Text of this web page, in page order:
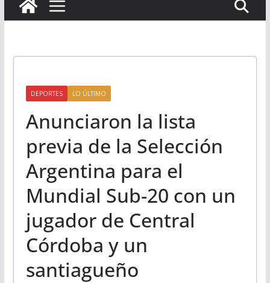
DEPORTES LO ÚLTIMO
Anunciaron la lista
previa de la Selección
Argentina para el
Mundial Sub-20 con un
jugador de Central
Córdoba y un
santiagueño